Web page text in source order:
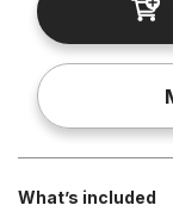
What’s included